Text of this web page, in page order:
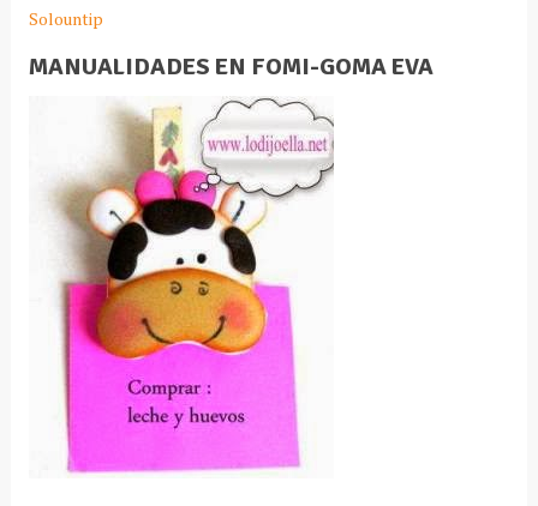
Solountip
MANUALIDADES EN FOMI-GOMA EVA